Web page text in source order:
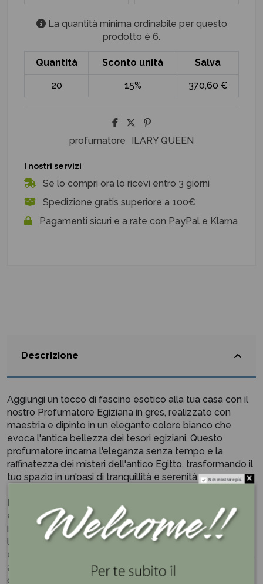
La quantità minima ordinabile per questo
prodotto è 6.
Quantità Sconto unità Salva
20 15% 370,60 €
profumatore ILARY QUEEN
I nostri servizi
Se lo compri ora lo ricevi entro 3 giorni
Spedizione gratis superiore a 100€
Pagamenti sicuri e a rate con PayPal e Klarna
Descrizione
Aggiungi un tocco di fascino esotico alla tua casa con il
nostro Profumatore Egiziana in gres, realizzato con
maestria e dipinto in un elegante colore bianco che
evoca l'antica bellezza dei tesori egiziani. Questo
profumatore incarna l'eleganza senza tempo e la
raffinatezza dei misteri dell'antico Egitto, trasformando il
tuo spazio in un'oasi di tranquillità e serenità.
La forma del profumatore, ispirata agli antichi vasi
egiziani, è caratterizzata da linee sinuose e da dettagli
intricati che catturano lo sguardo e stimolano
l'immaginazione. Realizzato in gres, questo profumatore
è robusto e resistente, ma al contempo delicato al tatto,
aggiungendo un tocco di artigianato artigianale alla tua
decorazione.
Non mostrare più.